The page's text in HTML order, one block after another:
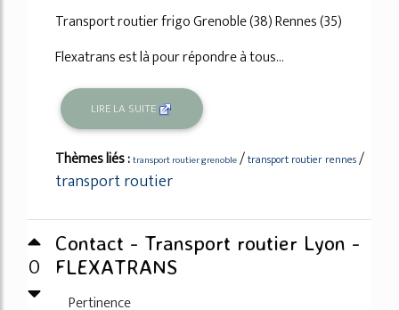
Transport routier frigo Grenoble (38) Rennes (35)
Flexatrans est là pour répondre à tous...
LIRE LA SUITE
Thèmes liés :transport routier grenoble/transport routier rennes/
transport routier
0
Contact - Transport routier Lyon -
FLEXATRANS
Pertinence